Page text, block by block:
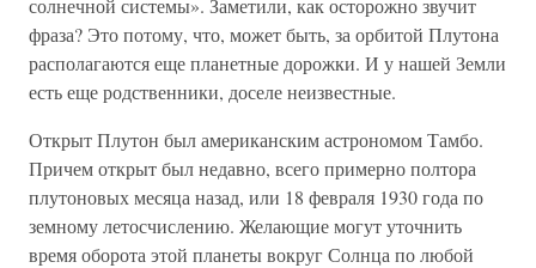
солнечной системы». Заметили, как осторожно звучит
фраза? Это потому, что, может быть, за орбитой Плутона
располагаются еще планетные дорожки. И у нашей Земли
есть еще родственники, доселе неизвестные.
Открыт Плутон был американским астрономом Тамбо.
Причем открыт был недавно, всего примерно полтора
плутоновых месяца назад, или 18 февраля 1930 года по
земному летосчислению. Желающие могут уточнить
время оборота этой планеты вокруг Солнца по любой